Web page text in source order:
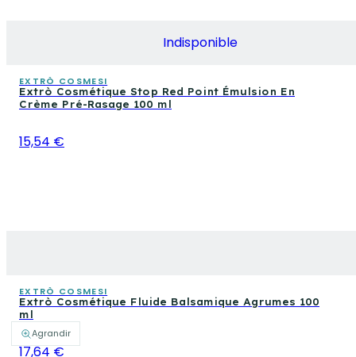
Agrandir
Indisponible
EXTRÒ COSMESI
Extrò Cosmétique Stop Red Point Émulsion En
Crème Pré-Rasage 100 ml
15,54 €
EXTRÒ COSMESI
Extrò Cosmétique Fluide Balsamique Agrumes 100
ml
17,64 €